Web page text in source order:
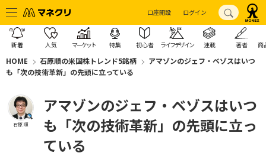
口座開設 ログイン
新着 人気 マーケット 特集 初心者 ライフデザイン 連載 著者 商
HOME 石原順の米国株トレンド5銘柄
アマゾンのジェフ・ベゾスはいつ
も「次の技術革新」の先頭に立っている
石原 順
アマゾンのジェフ・ベゾスはいつ
も「次の技術革新」の先頭に立っ
ている